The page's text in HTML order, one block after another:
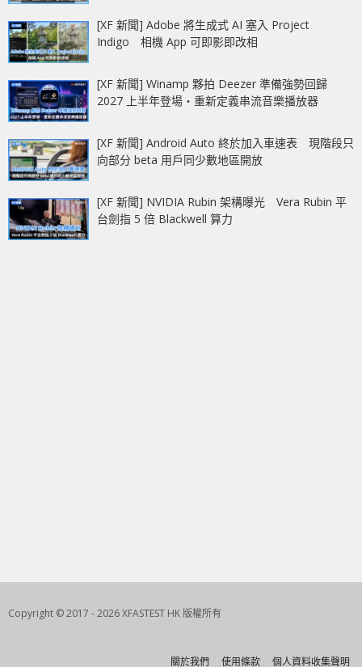
[XF 新聞] Adobe 將生成式 AI 塞入 Project
Indigo 相機 App 可即影即改相
[XF 新聞] Winamp 夥拍 Deezer 準備強勢回歸
2027 上半年登場‧重新定義串流音樂播放器
[XF 新聞] Android Auto 終於加入車速表 現階段只
向部分 beta 用戶同少數地區開放
[XF 新聞] NVIDIA Rubin 架構曝光 Vera Rubin 平
台劍指 5 倍 Blackwell 算力
Copyright © 2017 - 2026 XFASTEST HK 版權所有
關於我們 使用條款 個人資料收集聲明